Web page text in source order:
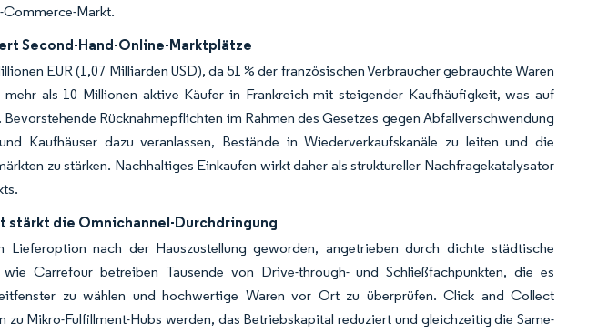
Markt.
Second-Hand-Online-Marktplätze
EUR (1,07 Milliarden USD), da 51 % der französischen Verbraucher gebrauchte Waren
als 10 Millionen aktive Käufer in Frankreich mit steigender Kaufhäufigkeit, was auf
Rücknahmepflichten im Rahmen des Gesetzes gegen Abfallverschwendung
Kaufhäuser dazu veranlassen, Bestände in Wiederverkaufskanäle zu leiten und die
zu stärken. Nachhaltiges Einkaufen wirkt daher als struktureller Nachfragekatalysator
stärkt die Omnichannel-Durchdringung
Lieferoption nach der Hauszustellung geworden, angetrieben durch dichte städtische
Carrefour betreiben Tausende von Drive-through- und Schließfachpunkten, die es
zu wählen und hochwertige Waren vor Ort zu überprüfen. Click and Collect
Mikro-Fulfillment-Hubs werden, das Betriebskapital reduziert und gleichzeitig die Same-